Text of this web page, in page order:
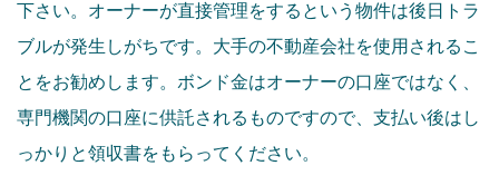
下さい。オーナーが直接管理をするという物件は後日トラ
ブルが発生しがちです。大手の不動産会社を使用されるこ
とをお勧めします。ボンド金はオーナーの口座ではなく、
専門機関の口座に供託されるものですので、支払い後はし
っかりと領収書をもらってください。